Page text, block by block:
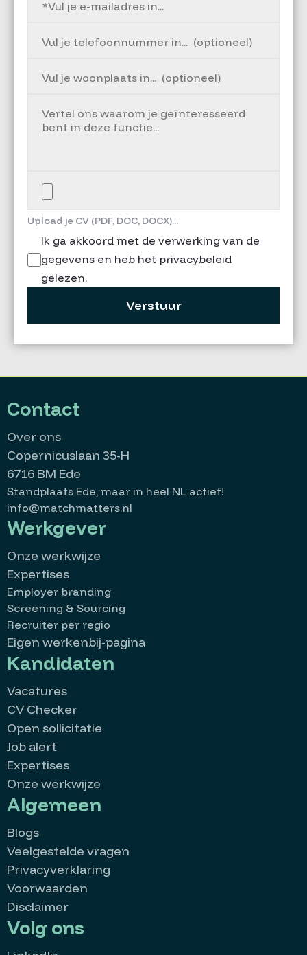
Upload je CV (PDF, DOC, DOCX)...
Ik ga akkoord met de verwerking van de
gegevens en heb het privacybeleid
gelezen.
Verstuur
Contact
Over ons
Copernicuslaan 35-H
6716 BM Ede
Standplaats Ede, maar in heel NL actief!
info@matchmatters.nl
Werkgever
Onze werkwijze
Expertises
Employer branding
Screening & Sourcing
Recruiter per regio
Eigen werkenbij-pagina
Kandidaten
Vacatures
CV Checker
Open sollicitatie
Job alert
Expertises
Onze werkwijze
Algemeen
Blogs
Veelgestelde vragen
Privacyverklaring
Voorwaarden
Disclaimer
Volg ons